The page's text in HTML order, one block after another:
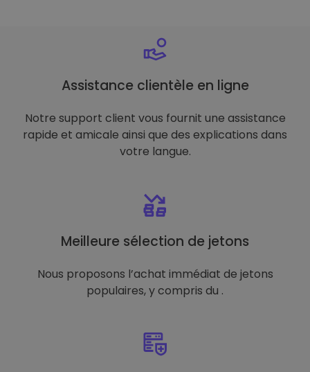
Assistance clientèle en ligne
Notre support client vous fournit une assistance
rapide et amicale ainsi que des explications dans
votre langue.
Meilleure sélection de jetons
Nous proposons l’achat immédiat de jetons
populaires, y compris du .